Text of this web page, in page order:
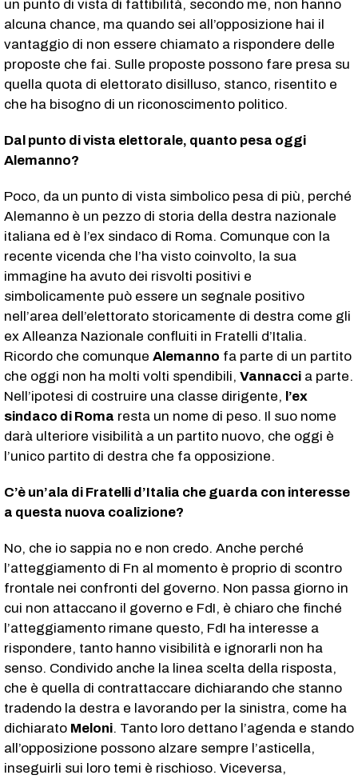
un punto di vista di fattibilità, secondo me, non hanno
alcuna chance, ma quando sei all’opposizione hai il
vantaggio di non essere chiamato a rispondere delle
proposte che fai. Sulle proposte possono fare presa su
quella quota di elettorato disilluso, stanco, risentito e
che ha bisogno di un riconoscimento politico.
Dal punto di vista elettorale, quanto pesa oggi
Alemanno?
Poco, da un punto di vista simbolico pesa di più, perché
Alemanno è un pezzo di storia della destra nazionale
italiana ed è l’ex sindaco di Roma. Comunque con la
recente vicenda che l’ha visto coinvolto, la sua
immagine ha avuto dei risvolti positivi e
simbolicamente può essere un segnale positivo
nell’area dell’elettorato storicamente di destra come gli
ex Alleanza Nazionale confluiti in Fratelli d’Italia.
Ricordo che comunque Alemanno fa parte di un partito
che oggi non ha molti volti spendibili, Vannacci a parte.
Nell’ipotesi di costruire una classe dirigente, l’ex
sindaco di Roma resta un nome di peso. Il suo nome
darà ulteriore visibilità a un partito nuovo, che oggi è
l’unico partito di destra che fa opposizione.
C’è un’ala di Fratelli d’Italia che guarda con interesse
a questa nuova coalizione?
No, che io sappia no e non credo. Anche perché
l’atteggiamento di Fn al momento è proprio di scontro
frontale nei confronti del governo. Non passa giorno in
cui non attaccano il governo e FdI, è chiaro che finché
l’atteggiamento rimane questo, FdI ha interesse a
rispondere, tanto hanno visibilità e ignorarli non ha
senso. Condivido anche la linea scelta della risposta,
che è quella di contrattaccare dichiarando che stanno
tradendo la destra e lavorando per la sinistra, come ha
dichiarato Meloni. Tanto loro dettano l’agenda e stando
all’opposizione possono alzare sempre l’asticella,
inseguirli sui loro temi è rischioso. Viceversa,